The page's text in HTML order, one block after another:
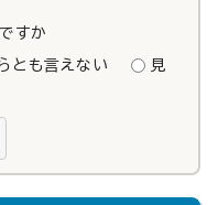
すか
とも言えない
見